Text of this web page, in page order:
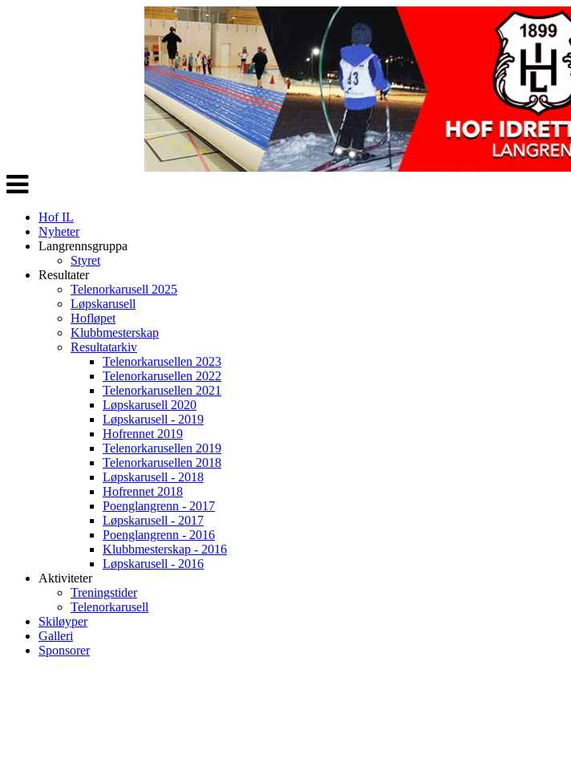
Veksle
navigasjon
Hof IL
Nyheter
Langrennsgruppa
Styret
Resultater
Telenorkarusell 2025
Løpskarusell
Hofløpet
Klubbmesterskap
Resultatarkiv
Telenorkarusellen 2023
Telenorkarusellen 2022
Telenorkarusellen 2021
Løpskarusell 2020
Løpskarusell - 2019
Hofrennet 2019
Telenorkarusellen 2019
Telenorkarusellen 2018
Løpskarusell - 2018
Hofrennet 2018
Poenglangrenn - 2017
Løpskarusell - 2017
Poenglangrenn - 2016
Klubbmesterskap - 2016
Løpskarusell - 2016
Aktiviteter
Treningstider
Telenorkarusell
Skiløyper
Galleri
Sponsorer